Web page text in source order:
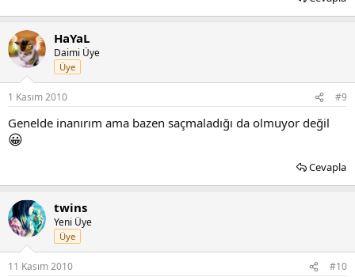
HaYaL
Daimi Üye
Üye
1 Kasım 2010 #9
Genelde inanırım ama bazen saçmaladığı da olmuyor değil
😀
Cevapla
twins
Yeni Üye
Üye
11 Kasım 2010 #10